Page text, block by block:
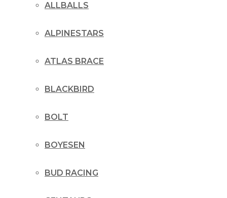
ALLBALLS
ALPINESTARS
ATLAS BRACE
BLACKBIRD
BOLT
BOYESEN
BUD RACING